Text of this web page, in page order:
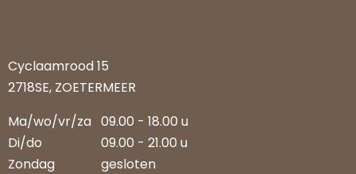
Cyclaamrood 15
2718SE, ZOETERMEER
Ma/wo/vr/za 09.00 - 18.00 u
Di/do
09.00 - 21.00 u
Zondag
gesloten